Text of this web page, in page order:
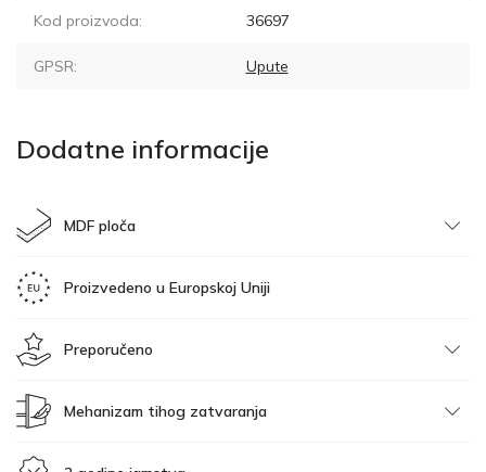
Kod proizvoda: 36697
GPSR: Upute
Dodatne informacije
MDF ploča
Proizvedeno u Europskoj Uniji
Preporučeno
Mehanizam tihog zatvaranja